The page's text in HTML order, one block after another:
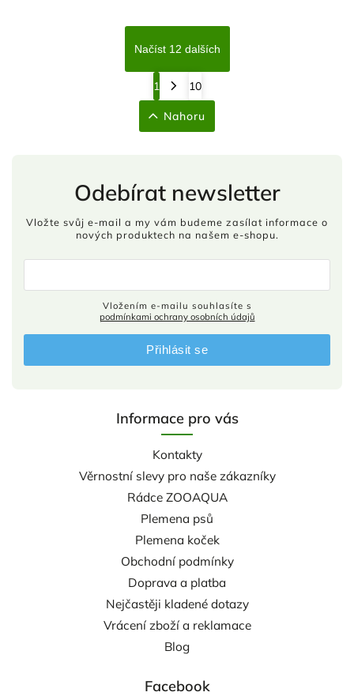
Načíst 12 dalších
1 10
Nahoru
Informace pro vás
Kontakty
Věrnostní slevy pro naše zákazníky
Rádce ZOOAQUA
Plemena psů
Plemena koček
Obchodní podmínky
Doprava a platba
Nejčastěji kladené dotazy
Vrácení zboží a reklamace
Blog
Facebook
Odebírat newsletter
Vložte svůj e-mail a my vám budeme zasílat informace o
nových produktech na našem e-shopu.
podmínkami ochrany osobních údajů
Přihlásit se